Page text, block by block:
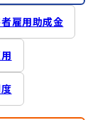
雇用助成金